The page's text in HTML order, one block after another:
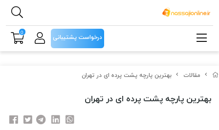
مقالات بهترین پارچه پشت پرده ای در تهران
بهترین پارچه پشت پرده ای در تهران
درخواست پشتیبانی
0